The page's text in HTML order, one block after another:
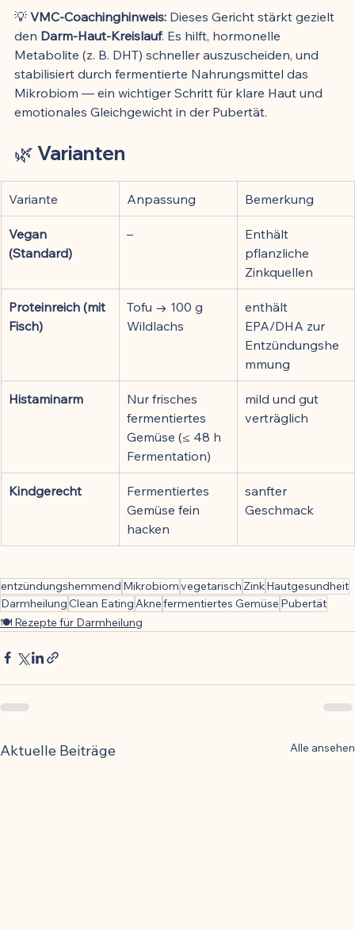
💡 VMC-Coachinghinweis: Dieses Gericht stärkt gezielt
den Darm-Haut-Kreislauf. Es hilft, hormonelle
Metabolite (z. B. DHT) schneller auszuscheiden, und
stabilisiert durch fermentierte Nahrungsmittel das
Mikrobiom — ein wichtiger Schritt für klare Haut und
emotionales Gleichgewicht in der Pubertät.
🌿 Varianten
Variante Anpassung Bemerkung
Vegan
(Standard)
–
Enthält
pflanzliche
Zinkquellen
Proteinreich (mit
Fisch)
Tofu → 100 g
Wildlachs
enthält
EPA/DHA zur
Entzündungshe
mmung
Histaminarm
Nur frisches
fermentiertes
Gemüse (≤ 48 h
Fermentation)
mild und gut
verträglich
Kindgerecht
Fermentiertes
Gemüse fein
hacken
sanfter
Geschmack
entzündungshemmend Mikrobiomvegetarisch ZinkHautgesundheit
DarmheilungClean Eating Aknefermentiertes Gemüse Pubertät
🍽️ Rezepte für Darmheilung
Aktuelle Beiträge Alle ansehen